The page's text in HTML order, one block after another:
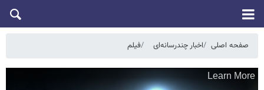
صفحه اصلی اخبار چندرسانه‌ای فیلم